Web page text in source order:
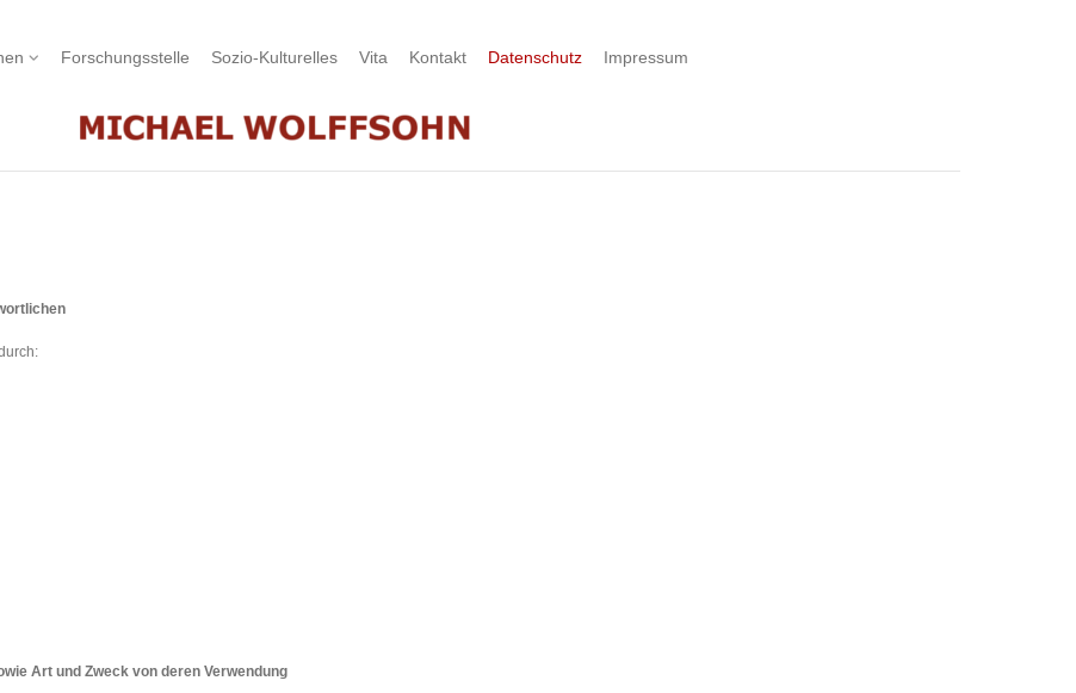
Forschungsstelle Sozio-Kulturelles Vita Kontakt Datenschutz Impressum
Art und Zweck von deren Verwendung